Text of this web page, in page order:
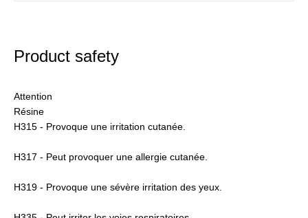
Product safety
Attention
Résine
H315 - Provoque une irritation cutanée.
H317 - Peut provoquer une allergie cutanée.
H319 - Provoque une sévère irritation des yeux.